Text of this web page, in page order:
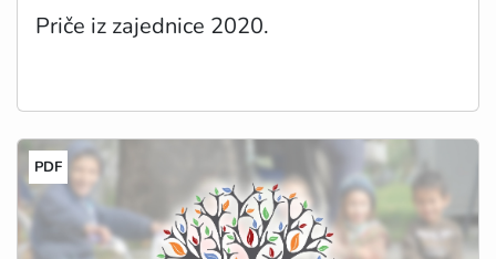
Priče iz zajednice 2020.
PDF